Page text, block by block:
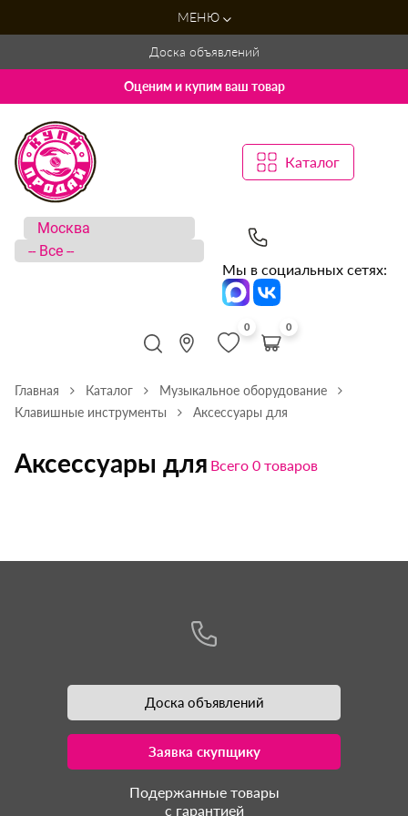
МЕНЮ
Доска объявлений
Оценим и купим ваш товар
Каталог
Мы в социальных сетях:
0 0
Главная Каталог
Музыкальное оборудование
Клавишные инструменты
Аксессуары для
Аксессуары для Всего 0 товаров
Доска объявлений
Заявка скупщику
Подержанные товары
с гарантией